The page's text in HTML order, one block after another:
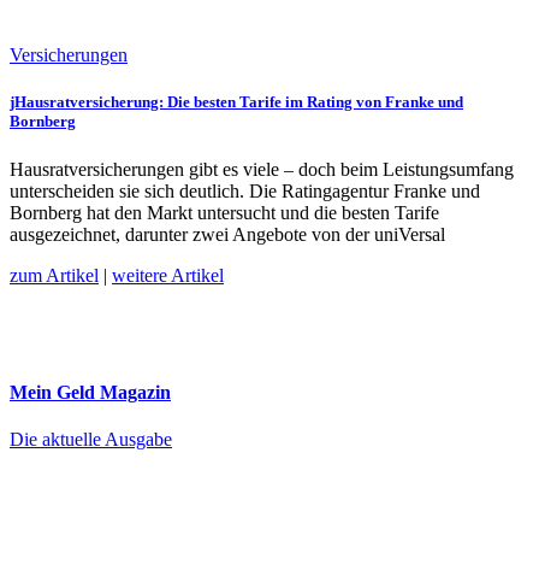
Versicherungen
jHausratversicherung: Die besten Tarife im Rating von Franke und
Bornberg
Hausratversicherungen gibt es viele – doch beim Leistungsumfang
unterscheiden sie sich deutlich. Die Ratingagentur Franke und
Bornberg hat den Markt untersucht und die besten Tarife
ausgezeichnet, darunter zwei Angebote von der uniVersal
zum Artikel | weitere Artikel
Mein Geld Magazin
Die aktuelle Ausgabe